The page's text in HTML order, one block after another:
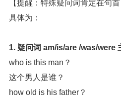
【提醒：特殊疑问词肯定在句
具体为：
1. 疑问词 am/is/are /was/were
who is this man？
这个男人是谁？
how old is his father？